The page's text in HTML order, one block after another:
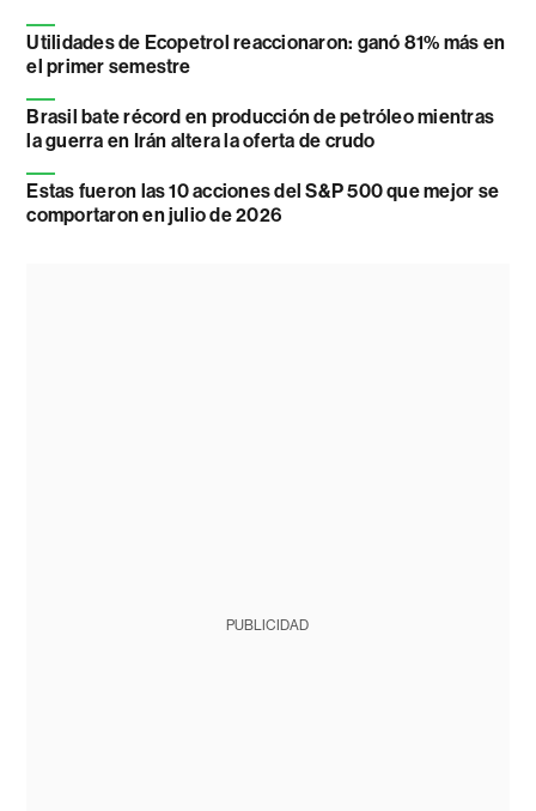
Utilidades de Ecopetrol reaccionaron: ganó 81% más en
el primer semestre
Brasil bate récord en producción de petróleo mientras
la guerra en Irán altera la oferta de crudo
Estas fueron las 10 acciones del S&P 500 que mejor se
comportaron en julio de 2026
PUBLICIDAD